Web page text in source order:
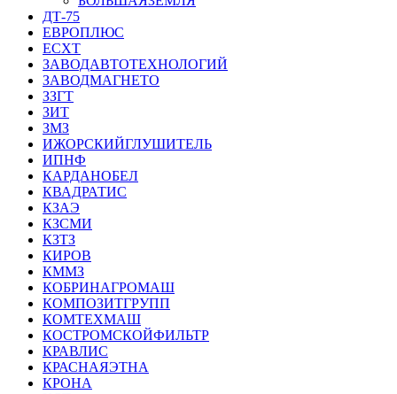
ДТ-75
ЕВРОПЛЮС
ЕСХТ
ЗАВОДАВТОТЕХНОЛОГИЙ
ЗАВОДМАГНЕТО
ЗЗГТ
ЗИТ
ЗМЗ
ИЖОРСКИЙГЛУШИТЕЛЬ
ИПНФ
КАРДАНОБЕЛ
КВАДРАТИС
КЗАЭ
КЗСМИ
КЗТЗ
КИРОВ
КММЗ
КОБРИНАГРОМАШ
КОМПОЗИТГРУПП
КОМТЕХМАШ
КОСТРОМСКОЙФИЛЬТР
КРАВЛИС
КРАСНАЯЭТНА
КРОНА